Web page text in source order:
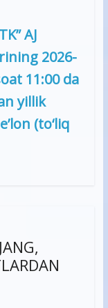
AJ
2026-
11:00 da
yillik
(to‘liq